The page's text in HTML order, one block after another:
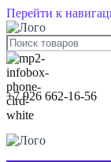
Перейти к
+7 926 662-16-56